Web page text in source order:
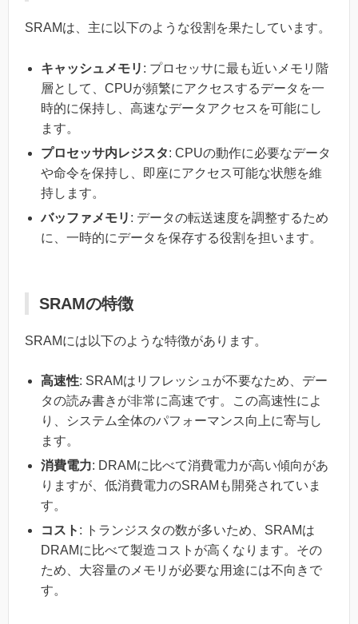
SRAMは、主に以下のような役割を果たしています。
キャッシュメモリ : プロセッサに最も近いメモリ階
層として、CPUが頻繁にアクセスするデータを一
時的に保持し、高速なデータアクセスを可能にし
ます。
プロセッサ内レジスタ: CPUの動作に必要なデータ
や命令を保持し、即座にアクセス可能な状態を維
持します。
バッファメモリ : データの転送速度を調整するため
に、一時的にデータを保存する役割を担います。
SRAMの特徴
SRAMには以下のような特徴があります。
高速性: SRAMはリフレッシュが不要なため、デー
タの読み書きが非常に高速です。この高速性によ
り、システム全体のパフォーマンス向上に寄与し
ます。
消費電力: DRAMに比べて消費電力が高い傾向があ
りますが、低消費電力のSRAMも開発されていま
す。
コスト : トランジスタの数が多いため、SRAMは
DRAMに比べて製造コストが高くなります。その
ため、大容量のメモリが必要な用途には不向きで
す。